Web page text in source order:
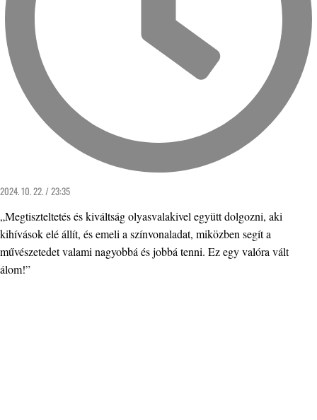
2024. 10. 22. / 23:35
„Megtiszteltetés és kiváltság olyasvalakivel együtt dolgozni, aki
kihívások elé állít, és emeli a színvonaladat, miközben segít a
művészetedet valami nagyobbá és jobbá tenni. Ez egy valóra vált
álom!”